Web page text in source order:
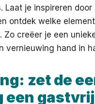
Laat je inspireren door
ontdek welke
Zo creëer je een
vernieuwing hand in
zet de
een